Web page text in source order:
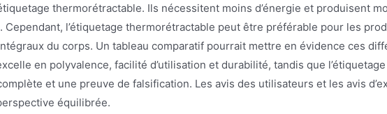
thermorétractable. Ils nécessitent moins d’énergie et produisent
Cependant, l’étiquetage thermorétractable peut être préférable pour les
du corps. Un tableau comparatif pourrait mettre en évidence ces
en polyvalence, facilité d’utilisation et durabilité, tandis que
et une preuve de falsification. Les avis des utilisateurs et les avis
équilibrée.